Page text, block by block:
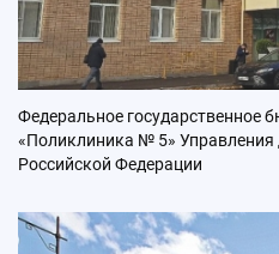
Федеральное государственное
«Поликлиника № 5» Управления
Российской Федерации